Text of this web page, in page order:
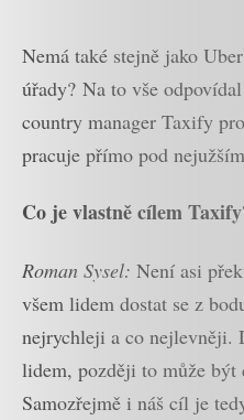
Nemá také stejně jako
úřady? Na to vše
country manager Taxify
pracuje přímo pod
Co je vlastně cílem
Roman Sysel: Není asi
všem lidem dostat se z
nejrychleji a co nejlevněji.
lidem, později to může být
Samozřejmě i náš cíl je